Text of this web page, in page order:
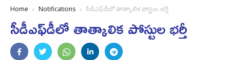
Home Notifications సీడీఎఫ్‌డీలో తాత్కాలిక పోస్టుల భర్తీ
సీడీఎఫ్‌డీలో తాత్కాలిక పోస్టుల భర్తీ